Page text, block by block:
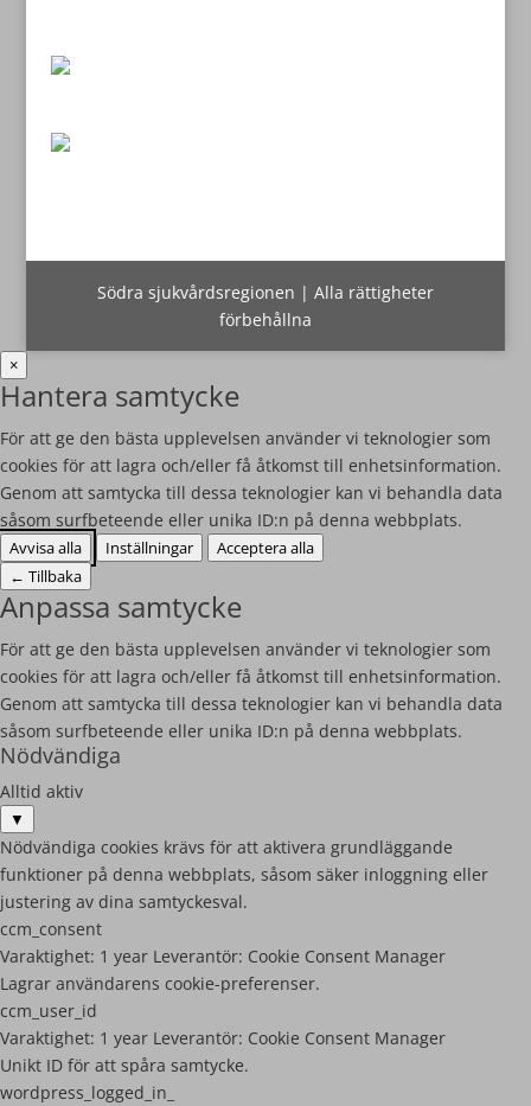
Södra sjukvårdsregionen | Alla rättigheter
förbehållna
×
Hantera samtycke
För att ge den bästa upplevelsen använder vi teknologier som
cookies för att lagra och/eller få åtkomst till enhetsinformation.
Genom att samtycka till dessa teknologier kan vi behandla data
såsom surfbeteende eller unika ID:n på denna webbplats.
Avvisa alla Inställningar
Acceptera alla
← Tillbaka
Anpassa samtycke
För att ge den bästa upplevelsen använder vi teknologier som
cookies för att lagra och/eller få åtkomst till enhetsinformation.
Genom att samtycka till dessa teknologier kan vi behandla data
såsom surfbeteende eller unika ID:n på denna webbplats.
Nödvändiga
Alltid aktiv
▼
Nödvändiga cookies krävs för att aktivera grundläggande
funktioner på denna webbplats, såsom säker inloggning eller
justering av dina samtyckesval.
ccm_consent
Varaktighet: 1 year Leverantör: Cookie Consent Manager
Lagrar användarens cookie-preferenser.
ccm_user_id
Varaktighet: 1 year Leverantör: Cookie Consent Manager
Unikt ID för att spåra samtycke.
wordpress_logged_in_